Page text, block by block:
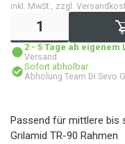
inkl. MwSt., zzgl.
2 - 5 Tage ab eigenem
Versand
Sofort abholbar
Abholung Team Di Sevo
Passend für mittlere bis
Grilamid TR-90 Rahmen